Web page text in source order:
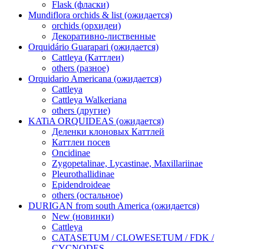
Flask (фласки)
Mundiflora orchids & list (ожидается)
orchids (орхидеи)
Декоративно-лиственные
Orquidário Guarapari (ожидается)
Cattleya (Каттлеи)
others (разное)
Orquidario Americana (ожидается)
Cattleya
Cattleya Walkeriana
others (другие)
KATiA ORQUIDEAS (ожидается)
Деленки клоновых Каттлей
Каттлеи посев
Oncidinae
Zygopetalinae, Lycastinae, Maxillariinae
Pleurothallidinae
Epidendroideae
others (остальное)
DURIGAN from south America (ожидается)
New (новинки)
Cattleya
CATASETUM / CLOWESETUM / FDK /